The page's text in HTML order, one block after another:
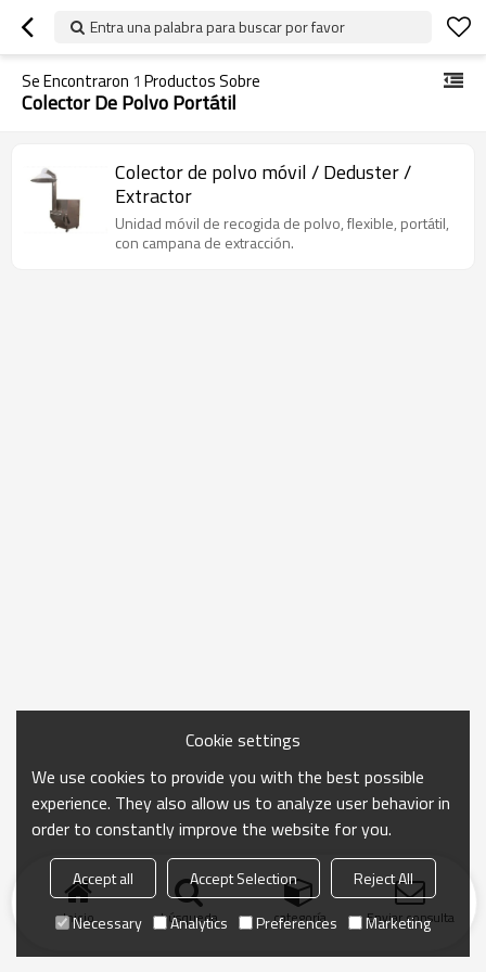
Entra una palabra para buscar por favor
Se Encontraron 1 Productos Sobre
Colector De Polvo Portátil
Colector de polvo móvil / Deduster /
Extractor
Unidad móvil de recogida de polvo, flexible, portátil,
con campana de extracción.
Inicio búsqueda categoría Enviar consulta
Cookie settings
We use cookies to provide you with the best possible
experience. They also allow us to analyze user behavior in
order to constantly improve the website for you.
Accept all Accept Selection
Reject All
Necessary
Analytics Preferences Marketing